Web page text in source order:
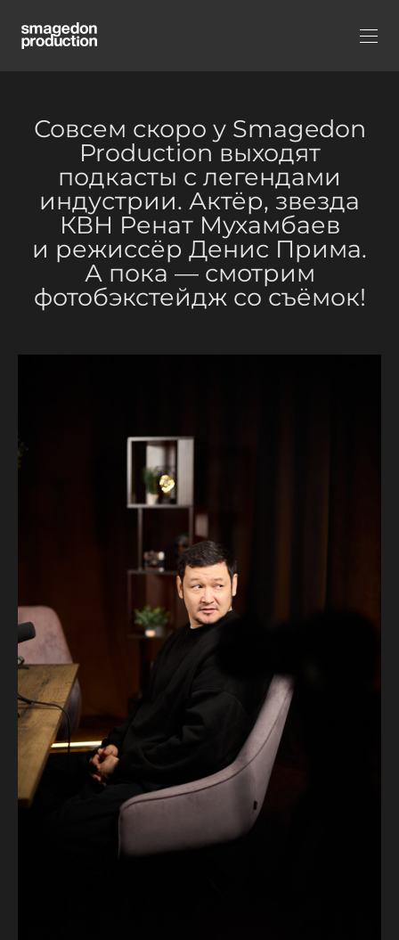
Совсем скоро у Smagedon
Production выходят
подкасты с легендами
индустрии. Актёр, звезда
КВН Ренат Мухамбаев
и режиссёр Денис Прима.
А пока — смотрим
фотобэкстейдж со съёмок!